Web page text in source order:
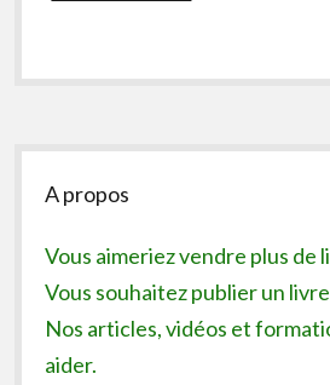
Sidebar
A propos
Vous aimeriez vendre plus de
Vous souhaitez publier un
Nos articles, vidéos et
aider.